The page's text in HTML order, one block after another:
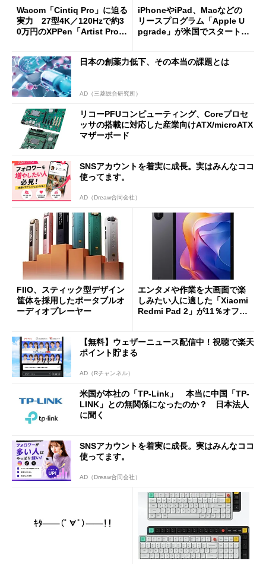
Wacom「Cintiq Pro」に迫る
実力 27型4K／120Hzで約3
0万円のXPPen「Artist Pro 2
iPhoneやiPad、Macなどの
リースプログラム「Apple U
pgrade」が米国でスタート／
ut」が明...
日本の創薬力低下、その本当の課題とは
AD（三菱総合研究所）
リコーPFUコンピューティング、Coreプロセ
ッサの搭載に対応した産業向けATX/microATX
マザーボード
SNSアカウントを着実に成長。実はみんなココ
使ってます。
AD（Dreaw合同会社）
FIIO、スティック型デザイン
筐体を採用したポータブルオ
ーディオプレーヤー
エンタメや作業を大画面で楽
しみたい人に適した「Xiaomi
Redmi Pad 2」が11％オフの
【無料】ウェザーニュース配信中！視聴で楽天
ポイント貯まる
AD（Rチャンネル）
米国が本社の「TP-Link」 本当に中国「TP-
LINK」との無関係になったのか？ 日本法人
に聞く
SNSアカウントを着実に成長。実はみんなココ
使ってます。
AD（Dreaw合同会社）